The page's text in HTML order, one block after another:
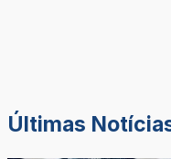
Últimas